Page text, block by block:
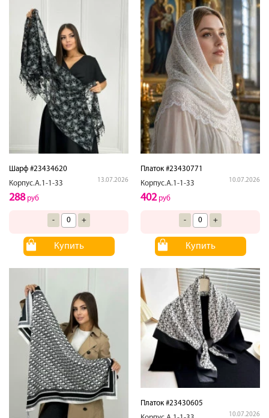
Шарф #23434620
Корпус.А.1-1-33
13.07.2026
288руб
- +
Купить
Платок #23430771
Корпус.А.1-1-33
10.07.2026
402руб
- +
Купить
Платок #23430605
10.07.2026